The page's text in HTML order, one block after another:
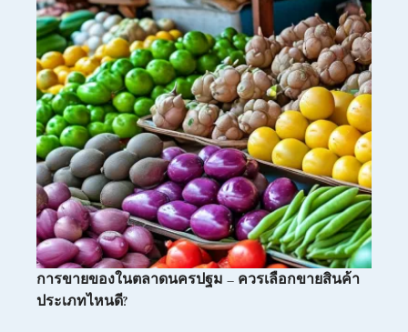
การขายของในตลาดนครปฐม – ควรเลือกขายสินค้า
ประเภทไหนดี?